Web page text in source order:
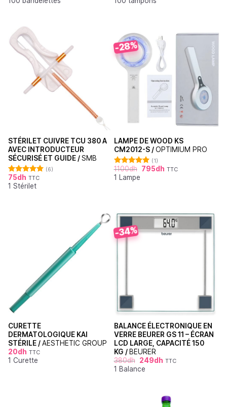
STÉRILET CUIVRE TCU 380 A
AVEC INTRODUCTEUR
SÉCURISÉ ET GUIDE /SMB
Note5.00
sur 5
(6)
75dh TTC
1 Stérilet
-28%
LAMPE DE WOOD KS
CM2012-S /OPTIMIUM PRO
Note5.00
sur 5
(1)
1100dh 795dh TTC
1 Lampe
CURETTE
DERMATOLOGIQUE KAI
STÉRILE /AESTHETIC GROUP
20dh TTC
1 Curette
-34%
BALANCE ÉLECTRONIQUE EN
VERRE BEURER GS 11 – ÉCRAN
LCD LARGE, CAPACITÉ 150
KG / BEURER
380dh 249dh TTC
1 Balance